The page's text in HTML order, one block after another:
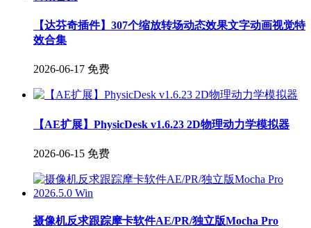
【达芬奇插件】307个缩放转场动态效果文字动画视觉特
效合集
2026-06-17 免费
【AE扩展】PhysicDesk v1.6.23 2D物理动力学模拟器
2026-06-15 免费
摄像机反求跟踪摩卡软件AE/PR/独立版Mocha Pro